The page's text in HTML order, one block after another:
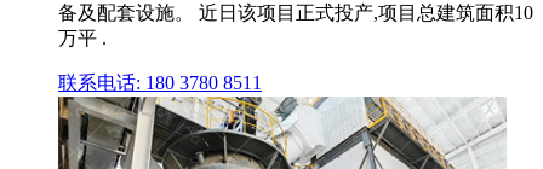
备及配套设施。 近日该项目正式投产,项目总建筑面积10
万平 .
联系电话: 180 3780 8511